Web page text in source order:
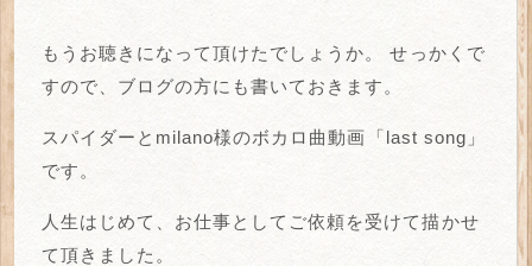
もうお聴きになって頂けたでしょうか。
せっかくで
すので、ブログの方にも書いておきます。
スパイダーとmilano様のボカロ曲動画「last song」
です。
人生はじめて、お仕事としてご依頼を受けて描かせ
て頂きました。